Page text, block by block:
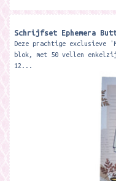
Schrijfset Ephemera
Deze prachtige
blok, met 50 vellen
12...